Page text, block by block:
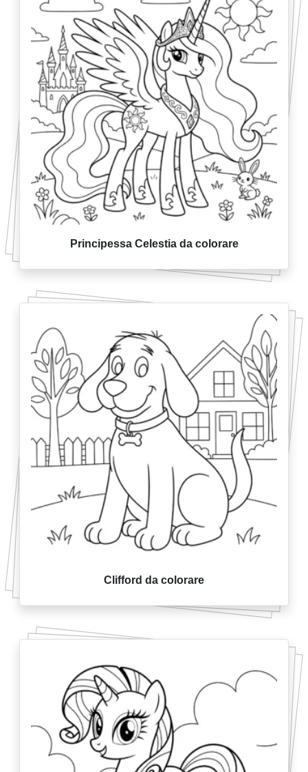
Principessa Celestia da colorare
Clifford da colorare